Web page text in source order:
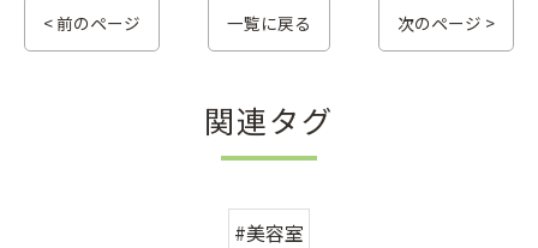
< 前のページ 一覧に戻る 次のページ >
関連タグ
#美容室